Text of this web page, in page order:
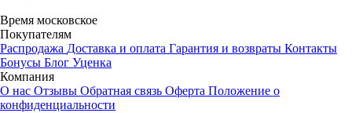
Время московское
Покупателям
Распродажа Доставка и оплата Гарантия и возвраты Контакты
Бонусы Блог Уценка
Компания
О нас Отзывы Обратная связь Оферта Положение о
конфиденциальности